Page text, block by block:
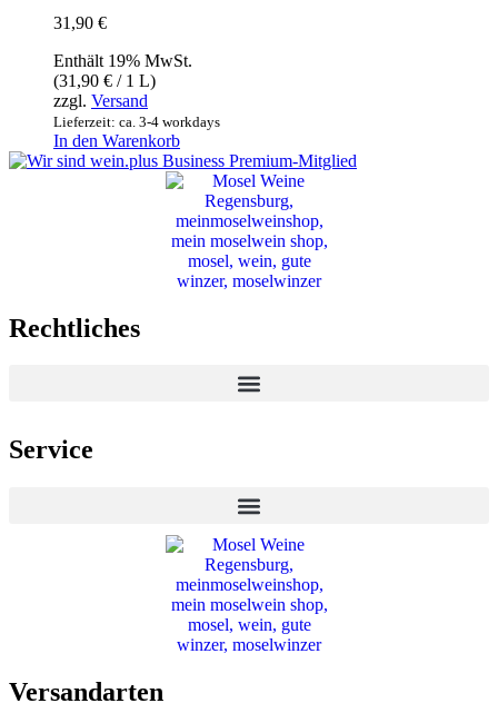
31,90 €
Enthält 19% MwSt.
(31,90 € / 1 L)
zzgl. Versand
Lieferzeit: ca. 3-4 workdays
In den Warenkorb
Rechtliches
Service
Versandarten